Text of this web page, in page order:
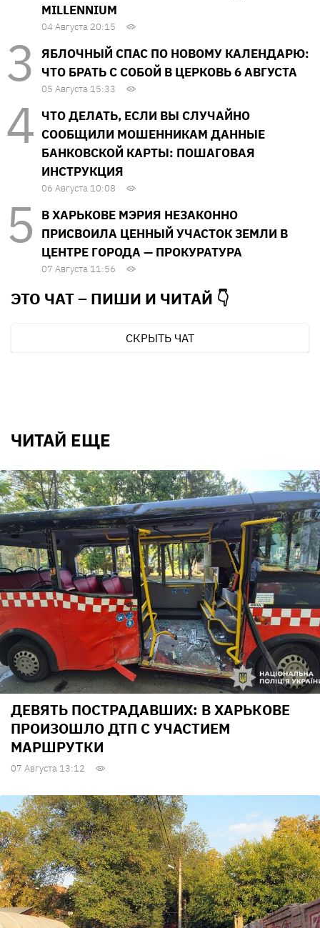
MILLENNIUM
04 Августа 20:15
ЯБЛОЧНЫЙ СПАС ПО НОВОМУ КАЛЕНДАРЮ:
ЧТО БРАТЬ С СОБОЙ В ЦЕРКОВЬ 6 АВГУСТА
05 Августа 15:33
ЧТО ДЕЛАТЬ, ЕСЛИ ВЫ СЛУЧАЙНО
СООБЩИЛИ МОШЕННИКАМ ДАННЫЕ
БАНКОВСКОЙ КАРТЫ: ПОШАГОВАЯ
ИНСТРУКЦИЯ
06 Августа 10:08
В ХАРЬКОВЕ МЭРИЯ НЕЗАКОННО
ПРИСВОИЛА ЦЕННЫЙ УЧАСТОК ЗЕМЛИ В
ЦЕНТРЕ ГОРОДА — ПРОКУРАТУРА
07 Августа 11:56
ЭТО ЧАТ – ПИШИ И ЧИТАЙ 👇
СКРЫТЬ ЧАТ
ЧИТАЙ ЕЩЕ
ДЕВЯТЬ ПОСТРАДАВШИХ: В ХАРЬКОВЕ
ПРОИЗОШЛО ДТП С УЧАСТИЕМ
МАРШРУТКИ
07 Августа 13:12